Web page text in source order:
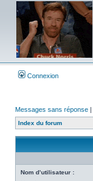
Connexion
Messages sans réponse |
Index du forum
Nom d’utilisateur :